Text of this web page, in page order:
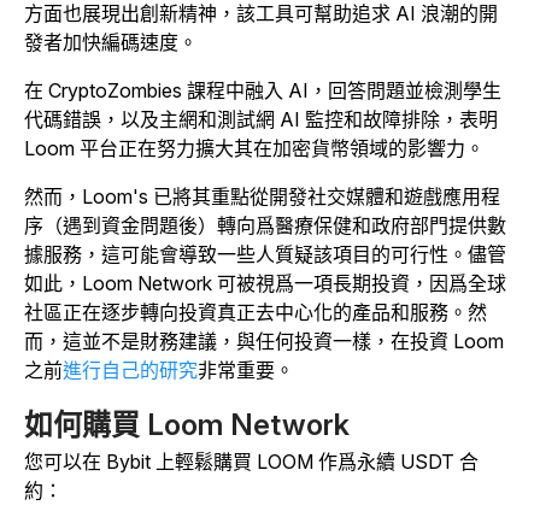
方面也展現出創新精神，該工具可幫助追求 AI 浪潮的開
發者加快編碼速度。
在 CryptoZombies 課程中融入 AI，回答問題並檢測學生
代碼錯誤，以及主網和測試網 AI 監控和故障排除，表明
Loom 平台正在努力擴大其在加密貨幣領域的影響力。
然而，Loom's 已將其重點從開發社交媒體和遊戲應用程
序（遇到資金問題後）轉向爲醫療保健和政府部門提供數
據服務，這可能會導致一些人質疑該項目的可行性。儘管
如此，Loom Network 可被視爲一項長期投資，因爲全球
社區正在逐步轉向投資真正去中心化的產品和服務。然
而，這並不是財務建議，與任何投資一樣，在投資 Loom
之前進行自己的研究非常重要。
如何購買 Loom Network
您可以在 Bybit 上輕鬆購買 LOOM 作爲永續 USDT 合
約：